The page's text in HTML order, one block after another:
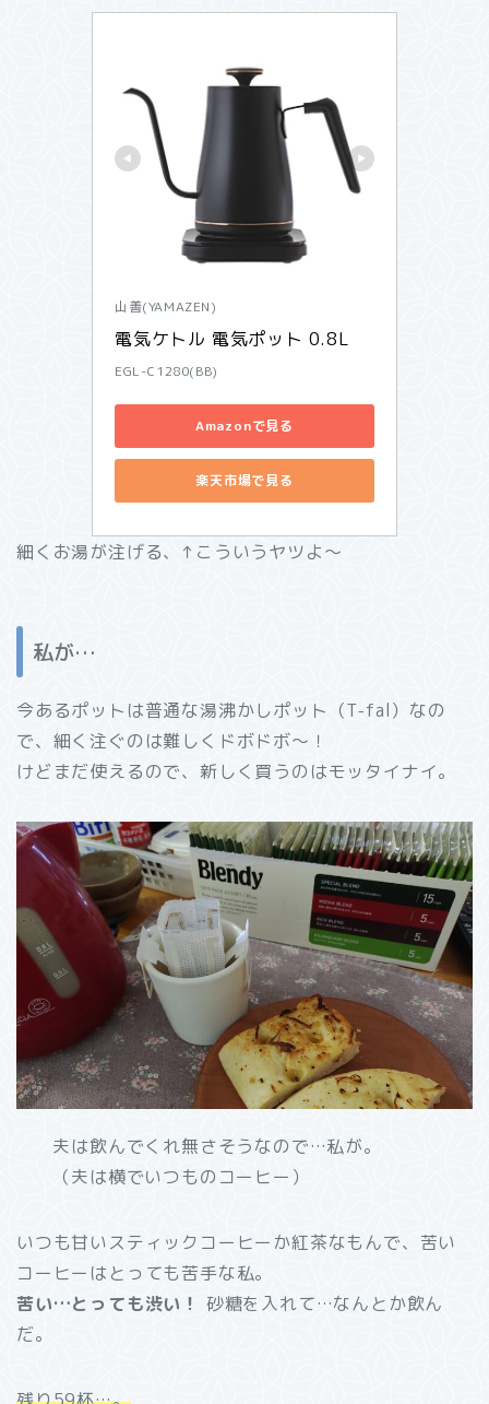
山善(YAMAZEN)
電気ケトル 電気ポット 0.8L
EGL-C1280(BB)
Amazonで見る
楽天市場で見る
細くお湯が注げる、↑こういうヤツよ～
私が…
今あるポットは普通な湯沸かしポット（T-fal）なの
で、細く注ぐのは難しくドボドボ～！
けどまだ使えるので、新しく買うのはモッタイナイ。
夫は飲んでくれ無さそうなので…私が。
（夫は横でいつものコーヒー）
いつも甘いスティックコーヒーか紅茶なもんで、苦い
コーヒーはとっても苦手な私。
苦い…とっても渋い！ 砂糖を入れて…なんとか飲ん
だ。